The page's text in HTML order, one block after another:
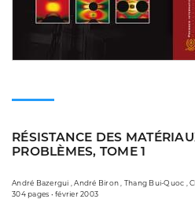
RÉSISTANCE DES
PROBLÈMES, TOME 1
André Bazergui , André Biron , Thang Bui-Quoc ,
304 pages • février 2003